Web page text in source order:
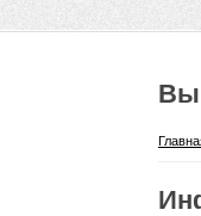
Вы